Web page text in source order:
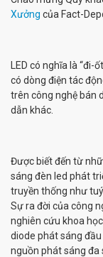
Xưởng của Fact-
LED có nghĩa là
có dòng điện tác
trên công nghệ bán
dẫn khác.
Được biết đến từ
sáng đèn led phát
truyền thống như
Sự ra đời của công
nghiên cứu khoa
diode phát sáng
nguồn phát sáng đa